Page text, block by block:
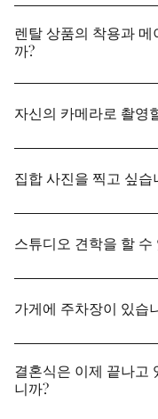
예, 엄선된 촬영 액세
크기가 큰 것에 대해
려주십시오.
렌탈 상품의 착용과
까?
착용・메이크・헤어
자신의 카메라로 촬영
헤어 메이크업・착용
트폰으로 촬영해 주실
집합 사진을 찍고 싶습
예, 신랑 신부님을 포
스튜디오 견학을 할 수
물론 견학도 받습니다
없이 신청해 주십시오.
가게에 주차장이 있습
전용 주차장의 준비는
주차 등의 이용을 부탁
결혼식은 이제 끝나고
니까?